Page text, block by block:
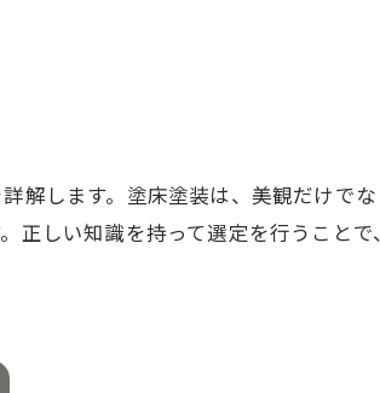
解します。塗床塗装は、美観だけで
正しい知識を持って選定を行うことで